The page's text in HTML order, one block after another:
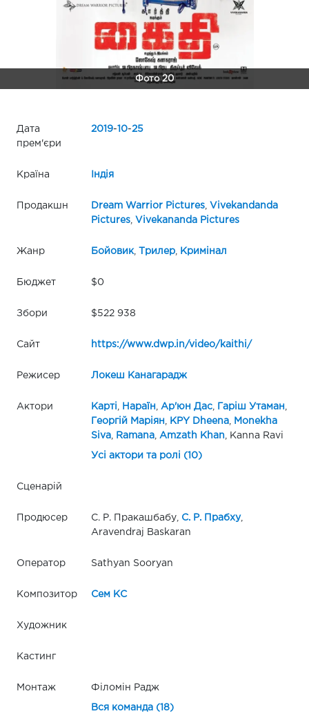
Фото 20
Дата
прем'єри
2019-10-25
Країна Індія
Продакшн Dream Warrior Pictures,
Vivekandanda
Pictures, Vivekananda Pictures
Жанр Бойовик, Трилер, Кримінал
Бюджет $0
Збори $522 938
Сайт https://www.dwp.in/video/kaithi/
Режисер Локеш Канагарадж
Актори Карті Нараїн Ар'юн Дас, Гаріш Утаман
Георгій Маріян
KPY Dheena,
Monekha
Siva, Ramana, Amzath Khan , Kanna Ravi
Усі актори та ролі (10)
Сценарій
Продюсер С. Р. Пракашбабу, С. Р. Прабху,
Aravendraj Baskaran
Оператор Sathyan Sooryan
Композитор Сем КС
Художник
Кастинг
Монтаж Філомін Радж
Вся команда (18)